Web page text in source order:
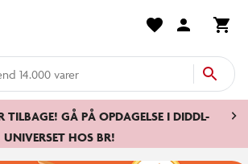
14.000 varer
TILBAGE! GÅ PÅ OPDAGELSE I DIDDL-
UNIVERSET HOS BR!